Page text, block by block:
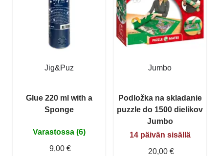
Jig&Puz
Glue 220 ml with a
Sponge
Varastossa (6)
9,00 €
Jumbo
Podložka na skladanie
puzzle do 1500 dielikov
Jumbo
14 päivän sisällä
20,00 €